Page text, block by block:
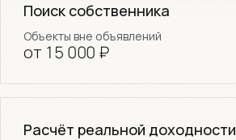
Поиск собственника
Объекты вне объявлений
от 15 000 ₽
Расчёт реальной доходности